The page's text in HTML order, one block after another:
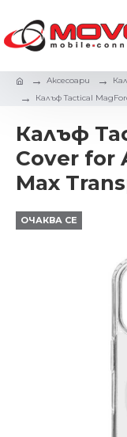
Аксесоари
Калъф Tactical
Калъф
Cover for
Max
ОЧАКВА СЕ